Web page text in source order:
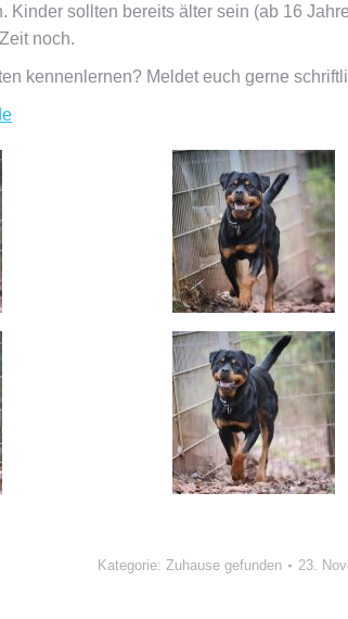
Kinder sollten bereits älter sein (ab 16
noch.
kennenlernen? Meldet euch gerne
Kategorie: Zuhause gefunden 23.